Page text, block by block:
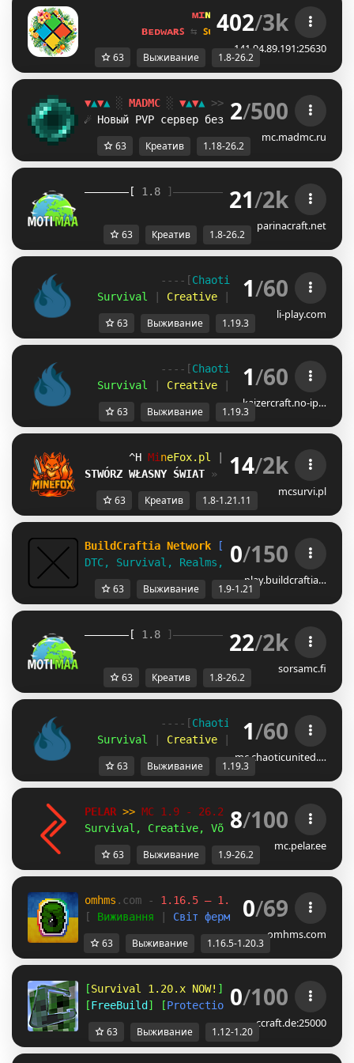
ᴍɪɴᴇ ʟᴀ ɴᴅ ɴᴇᴛᴡᴏʀᴋ ☀
ʙᴇᴅᴡᴀʀꜱ ⇆ ꜱᴜʀᴠɪᴠᴀʟ ꜱᴍᴘ ⇆ ꜱᴋʏʙʟᴏᴄᴋ
402/3k
141.94.89.191:25630
63 Выживание 1.8-26.2
▼▲▼▲ ░ MADMC ░ ▼▲▼▲ >> Версия: 1.18 -
☄ Новый PVP сервер без креатива!
ЗАХОДИ
2/500
mc.madmc.ru
63 Креатив 1.18-26.2
[ 1.8 ] 》 MotiMaa
21/2k
parinacraft.net
63 Креатив 1.8-26.2
----[Chaotic United 1.19.3
Survival
Creative SkyBlock
1/60
li-play.com
63 Выживание 1.19.3
----[Chaotic United 1.19.3
Survival
Creative SkyBlock
1/60
kaizercraft.no-ip…
63 Выживание 1.19.3
VM Mi neFox. pl 1.8.x - 1.21.11
STWÓRZ WŁASNY ŚWIAT » Creative czeka!
14/2k
mcsurvi.pl
63 Креатив 1.8-1.21.11
BuildCraftia Network
[1.9-1.21]
DTC, Survival, Realms, & Creative!
0/150
play.buildcraftia…
63 Выживание 1.9-1.21
[ 1.8 ] 》 MotiMaa
22/2k
sorsamc.fi
63 Креатив 1.8-26.2
----[Chaotic United 1.19.3
Survival
Creative SkyBlock
1/60
mc.chaoticunited.…
63 Выживание 1.19.3
PELAR >> MC 1.9 - 26.2
Survival, Creative, Võistlused!
8/100
mc.pelar.ee
63 Выживание 1.9-26.2
omhms .com - 1.16.5 – 1.20.3 (тимчасово)
[ Виживання Світ ферм | Креатив |
0/69
omhms.com
63 Выживание 1.16.5-1.20.3
[Survival 1.20.x NOW! ] [Amplified 1.12
[FreeBuild ] [Protections] [ CreativePlots
0/100
ccraft.de:25000
63 Выживание 1.12-1.20